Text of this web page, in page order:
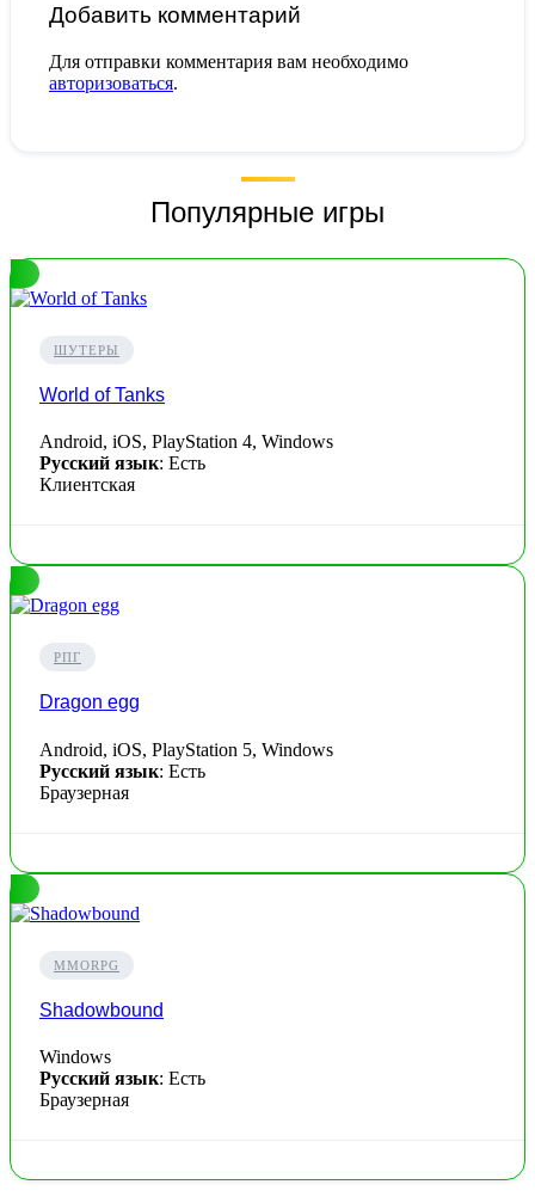
Добавить комментарий
Для отправки комментария вам необходимо
авторизоваться.
Популярные игры
ШУТЕРЫ
World of Tanks
Android, iOS, PlayStation 4, Windows
Русский язык: Есть
Клиентская
РПГ
Dragon egg
Android, iOS, PlayStation 5, Windows
Русский язык: Есть
Браузерная
MMORPG
Shadowbound
Windows
Русский язык: Есть
Браузерная